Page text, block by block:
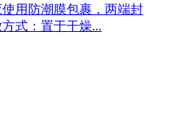
用防潮膜包裹，两端封
式：置于干燥...